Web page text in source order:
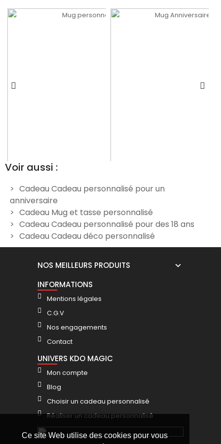
Ce site Web utilise des cookies pour vous
Mug personnalisable Noël
12,00 €
Mug Anniversaire 50 ans
homme
12,00 €
Voir aussi :
Cadeau Cadeau personnalisé pour un
anniversaire
Cadeau Mug et tasse personnalisé
Cadeau Cadeau personnalisé pour des 18 ans
Cadeau Cadeau déco personnalisé
NOS MEILLEURS PRODUITS
INFORMATIONS
Mentions légales
C.G.V
Nos engagements
Contact
UNIVERS KDO MAGIC
Mon compte
Blog
Choisir un cadeau personnalisé
Réaliser un cadeau personnalisé